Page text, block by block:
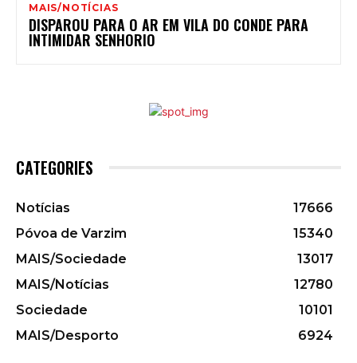
MAIS/NOTÍCIAS
DISPAROU PARA O AR EM VILA DO CONDE PARA
INTIMIDAR SENHORIO
CATEGORIES
Notícias
17666
Póvoa de Varzim
15340
MAIS/Sociedade
13017
MAIS/Notícias
12780
Sociedade
10101
MAIS/Desporto
6924